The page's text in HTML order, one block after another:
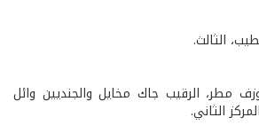
الثالث.
مطر، الرقيب جاك مخايل والجنديين وائل
الثاني.